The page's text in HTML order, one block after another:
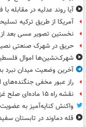
آیا روند عدلیه در مقابله
آمریکا از طریق ترکیه
نخستین تصویر مسی بعد
حریق در شهرک صنعتی
شهرک‌نشین‌ها اموال
آخرین وضعیت میدان نبرد
راز عبور مخفی
نقشه راه ۱۵ ماده‌ای صلح غزه در بن‌بست
واکنش کنایه‌آمیز به
قله دماوند در تابستان